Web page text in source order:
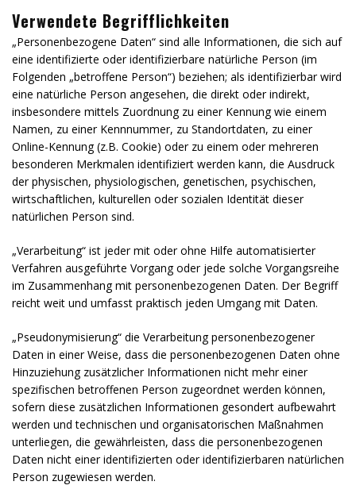
Verwendete Begrifflichkeiten
„Personenbezogene Daten“ sind alle Informationen, die sich auf
eine identifizierte oder identifizierbare natürliche Person (im
Folgenden „betroffene Person“) beziehen; als identifizierbar wird
eine natürliche Person angesehen, die direkt oder indirekt,
insbesondere mittels Zuordnung zu einer Kennung wie einem
Namen, zu einer Kennnummer, zu Standortdaten, zu einer
Online-Kennung (z.B. Cookie) oder zu einem oder mehreren
besonderen Merkmalen identifiziert werden kann, die Ausdruck
der physischen, physiologischen, genetischen, psychischen,
wirtschaftlichen, kulturellen oder sozialen Identität dieser
natürlichen Person sind.
„Verarbeitung“ ist jeder mit oder ohne Hilfe automatisierter
Verfahren ausgeführte Vorgang oder jede solche Vorgangsreihe
im Zusammenhang mit personenbezogenen Daten. Der Begriff
reicht weit und umfasst praktisch jeden Umgang mit Daten.
„Pseudonymisierung“ die Verarbeitung personenbezogener
Daten in einer Weise, dass die personenbezogenen Daten ohne
Hinzuziehung zusätzlicher Informationen nicht mehr einer
spezifischen betroffenen Person zugeordnet werden können,
sofern diese zusätzlichen Informationen gesondert aufbewahrt
werden und technischen und organisatorischen Maßnahmen
unterliegen, die gewährleisten, dass die personenbezogenen
Daten nicht einer identifizierten oder identifizierbaren natürlichen
Person zugewiesen werden.